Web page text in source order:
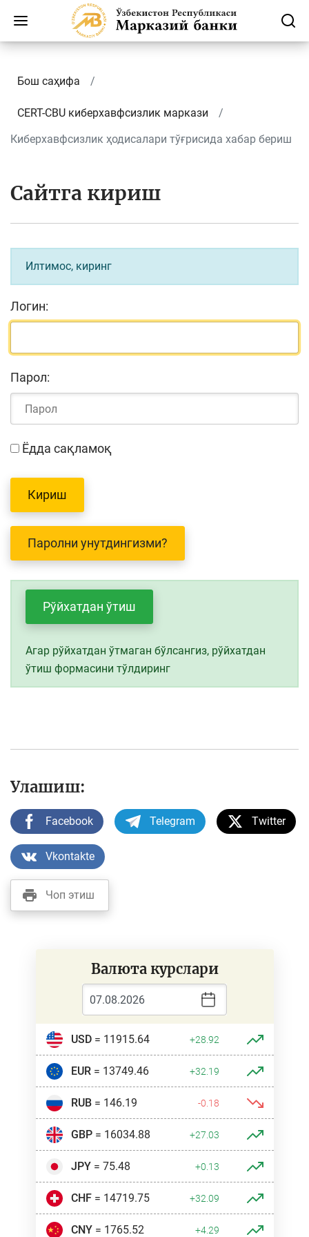
Бош саҳифа
CERT-CBU киберхавфсизлик маркази
Киберхавфсизлик ҳодисалари тўғрисида хабар бериш
Сайтга кириш
Илтимос, киринг
Логин:
Парол:
Ёдда сақламоқ
Паролни унутдингизми?
Рўйхатдан ўтиш
Агар рўйхатдан ўтмаган бўлсангиз, рўйхатдан
ўтиш формасини тўлдиринг
Улашиш:
Facebook Telegram Twitter
Vkontakte
Чоп этиш
Валюта курслари
USD= 11915.64 +28.92
EUR= 13749.46 +32.19
RUB= 146.19 -0.18
GBP= 16034.88 +27.03
JPY= 75.48 +0.13
CHF= 14719.75 +32.09
CNY= 1765.52 +4.29